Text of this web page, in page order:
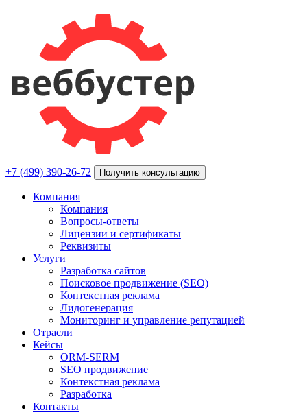
+7 (499) 390-26-72 Получить консультацию
Компания
Компания
Вопросы-ответы
Лицензии и сертификаты
Реквизиты
Услуги
Разработка сайтов
Поисковое продвижение (SEO)
Контекстная реклама
Лидогенерация
Мониторинг и управление репутацией
Отрасли
Кейсы
ORM-SERM
SEO продвижение
Контекстная реклама
Разработка
Контакты